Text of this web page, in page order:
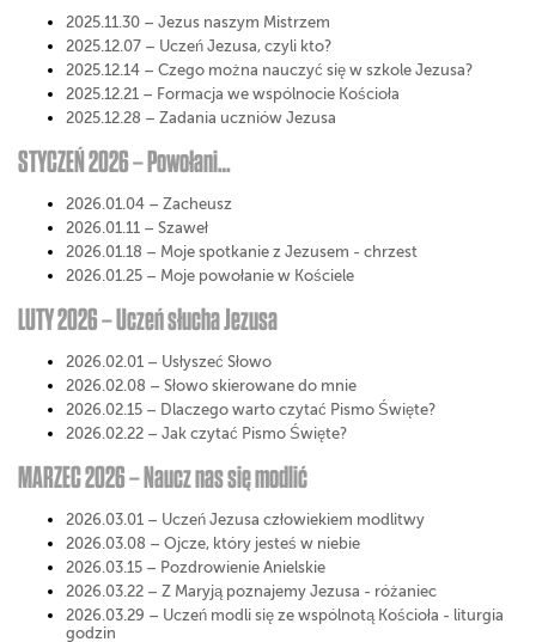
2025.11.30 – Jezus naszym Mistrzem
2025.12.07 – Uczeń Jezusa, czyli kto?
2025.12.14 – Czego można nauczyć się w szkole Jezusa?
2025.12.21 – Formacja we wspólnocie Kościoła
2025.12.28 – Zadania uczniów Jezusa
STYCZEŃ 2026 – Powołani…
2026.01.04 – Zacheusz
2026.01.11 – Szaweł
2026.01.18 – Moje spotkanie z Jezusem - chrzest
2026.01.25 – Moje powołanie w Kościele
LUTY 2026 – Uczeń słucha Jezusa
2026.02.01 – Usłyszeć Słowo
2026.02.08 – Słowo skierowane do mnie
2026.02.15 – Dlaczego warto czytać Pismo Święte?
2026.02.22 – Jak czytać Pismo Święte?
MARZEC 2026 – Naucz nas się modlić
2026.03.01 – Uczeń Jezusa człowiekiem modlitwy
2026.03.08 – Ojcze, który jesteś w niebie
2026.03.15 – Pozdrowienie Anielskie
2026.03.22 – Z Maryją poznajemy Jezusa - różaniec
2026.03.29 – Uczeń modli się ze wspólnotą Kościoła - liturgia
godzin